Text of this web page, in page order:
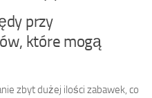
przy
które mogą
zbyt dużej ilości zabawek, co